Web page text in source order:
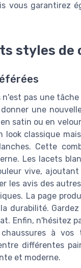
vous garantirez
styles de
pas une
une
satin ou en
classique
Cette
Les lacets
vive,
les avis des
La page
durabilité.
Enfin, n'hésitez
à vos
différentes
et moderne.